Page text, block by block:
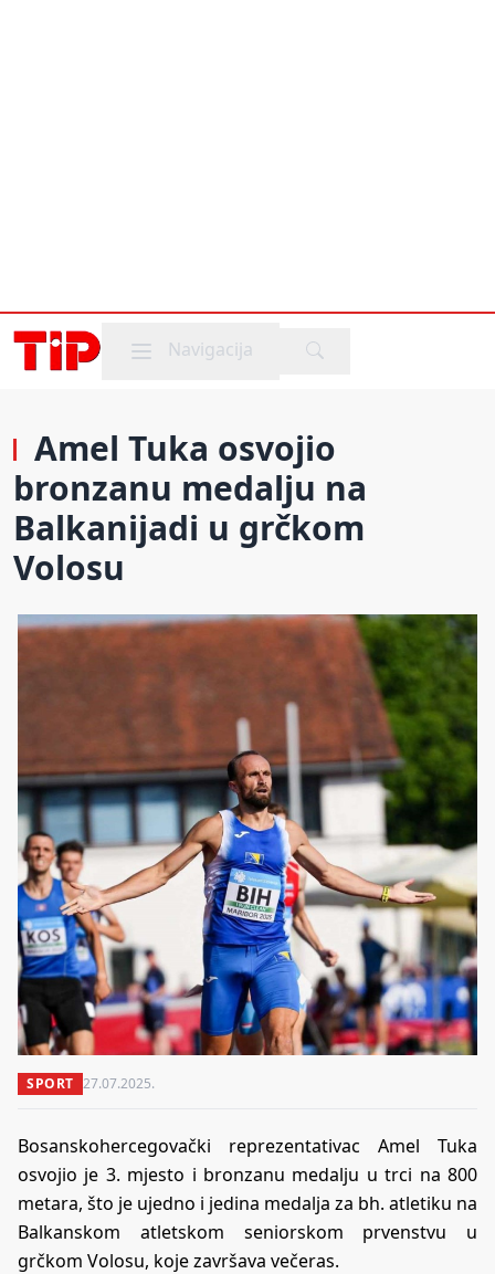
Mobile menu
Navigacija
Amel Tuka osvojio
bronzanu medalju na
Balkanijadi u grčkom
Volosu
SPORT 27.07.2025.
Bosanskohercegovački reprezentativac Amel Tuka
osvojio je 3. mjesto i bronzanu medalju u trci na 800
metara, što je ujedno i jedina medalja za bh. atletiku na
Balkanskom atletskom seniorskom prvenstvu u
grčkom Volosu, koje završava večeras.